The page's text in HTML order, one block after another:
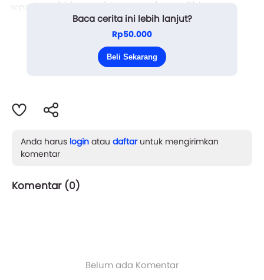
sepanjang hidupnya bisa merasakan sedikit
keberuntungan di malam tahun baru. Betapa tidak,
mereka yang dikenal sebagai keluarga pengrajin
terompet hanya bisa makan layak 4 se...
Baca cerita ini lebih lanjut?
Rp50.000
Beli Sekarang
Anda harus login atau daftaruntuk mengirimkan
komentar
Komentar (0)
Belum ada Komentar